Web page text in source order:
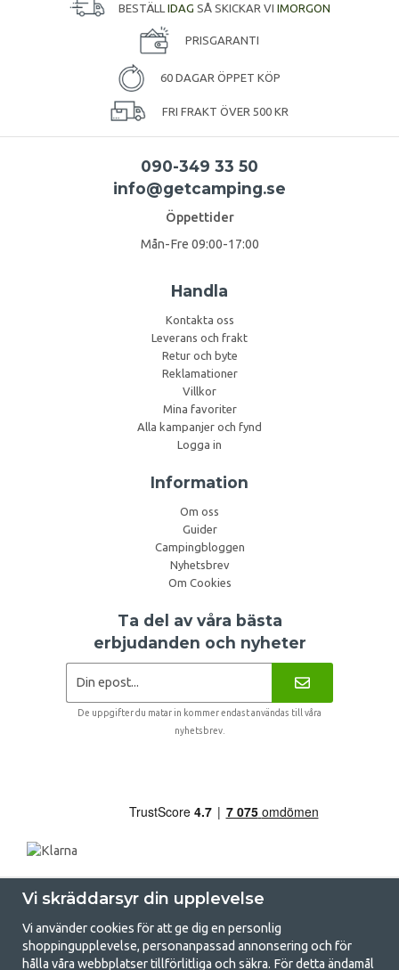
BESTÄLL IDAG SÅ SKICKAR VI IMORGON
PRISGARANTI
60 DAGAR ÖPPET KÖP
FRI FRAKT ÖVER 500 KR
090-349 33 50
info@getcamping.se
Öppettider
Mån-Fre 09:00-17:00
Handla
Kontakta oss
Leverans och frakt
Retur och byte
Reklamationer
Villkor
Mina favoriter
Alla kampanjer och fynd
Logga in
Information
Om oss
Guider
Campingbloggen
Nyhetsbrev
Om Cookies
Ta del av våra bästa
erbjudanden och nyheter
De uppgifter du matar in kommer endast användas till våra
nyhetsbrev.
Vi skräddarsyr din upplevelse
Vi använder cookies för att ge dig en personlig
shoppingupplevelse, personanpassad annonsering och för
hålla våra webbplatser tillförlitliga och säkra. För detta ändamål